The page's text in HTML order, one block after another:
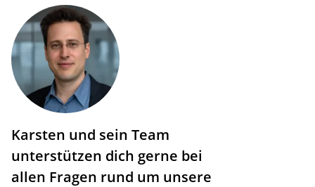
Karsten und sein Team
unterstützen dich gerne bei
allen Fragen rund um unsere